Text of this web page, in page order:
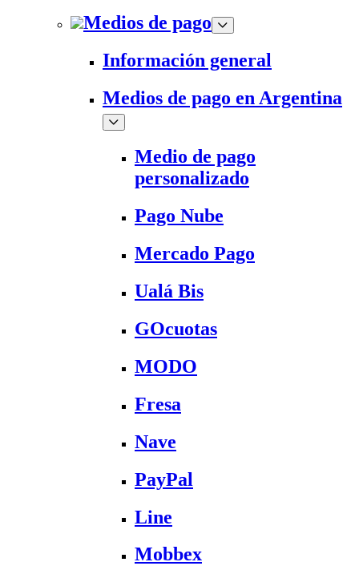
Medios de pago
Información general
Medios de pago en Argentina
Medio de pago
personalizado
Pago Nube
Mercado Pago
Ualá Bis
GOcuotas
MODO
Fresa
Nave
PayPal
Line
Mobbex